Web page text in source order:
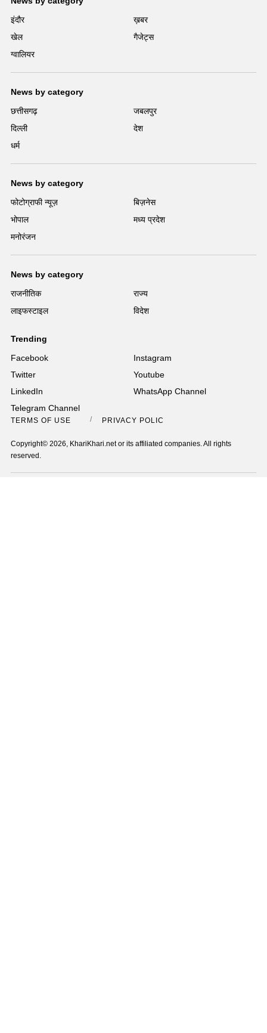
इंदौर
ख़बर
खेल
गैजेट्स
ग्वालियर
News by category
छत्तीसगढ़
जबलपुर
दिल्ली
देश
धर्म
News by category
फोटोग्राफी न्यूज़
बिज़नेस
भोपाल
मध्य प्रदेश
मनोरंजन
News by category
राजनीतिक
राज्य
लाइफस्टाइल
विदेश
Trending
Facebook
Instagram
Twitter
Youtube
LinkedIn
WhatsApp Channel
Telegram Channel
TERMS OF USE PRIVACY POLICY
Copyright© 2026, KhariKhari.net or its affiliated companies. All rights
reserved.